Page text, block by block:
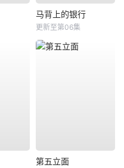
马背上的银行
更新至第06集
第五立面